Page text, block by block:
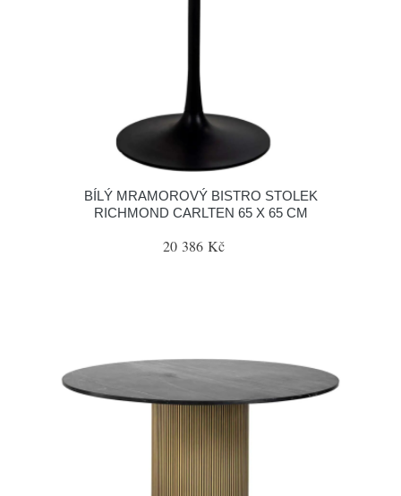
BÍLÝ MRAMOROVÝ BISTRO STOLEK
RICHMOND CARLTEN 65 X 65 CM
20 386 Kč